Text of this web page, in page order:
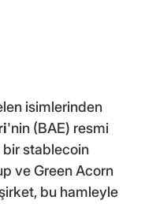
isimlerinden
'nin (BAE) resmi
bir stablecoin
ve Green Acorn
bu hamleyle